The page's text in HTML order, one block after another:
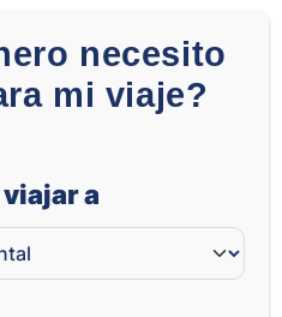
necesito
mi viaje?
viajar a